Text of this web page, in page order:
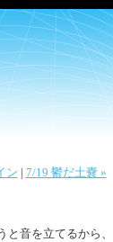
ン | 7/19 鬱だ土嚢 »
音を立てるから